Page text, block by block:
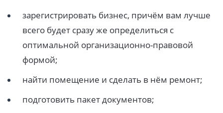
зарегистрировать бизнес, причём вам лучше
всего будет сразу же определиться с
оптимальной организационно-правовой
формой;
найти помещение и сделать в нём ремонт;
подготовить пакет документов;